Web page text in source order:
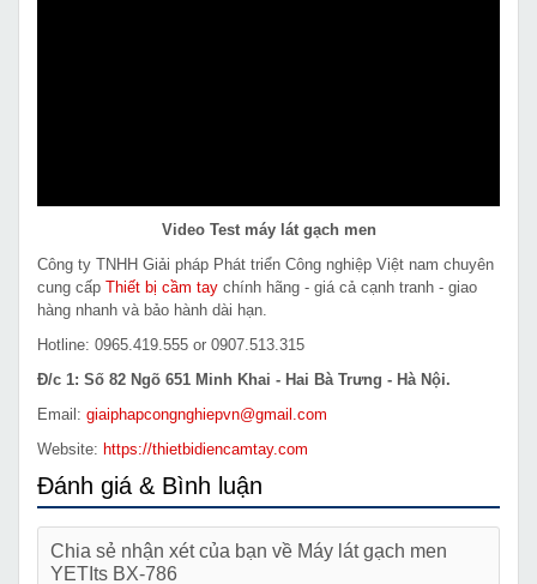
Video Test máy lát gạch men
Công ty TNHH Giải pháp Phát triển Công nghiệp Việt nam chuyên
cung cấp Thiết bị cầm tay chính hãng - giá cả cạnh tranh - giao
hàng nhanh và bảo hành dài hạn.
Hotline: 0965.419.555 or 0907.513.315
Đ/c 1: Số 82 Ngõ 651 Minh Khai - Hai Bà Trưng - Hà Nội.
Email: giaiphapcongnghiepvn@gmail.com
Website: https://thietbidiencamtay.com
Đánh giá & Bình luận
Chia sẻ nhận xét của bạn về Máy lát gạch men
YETIts BX-786